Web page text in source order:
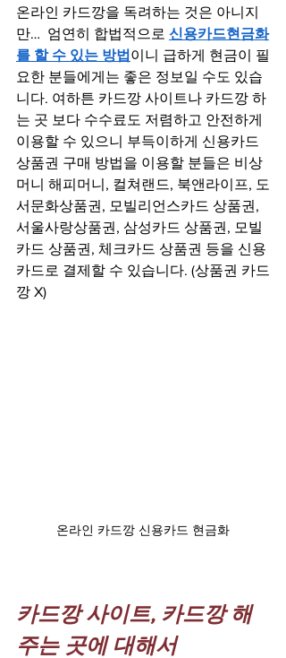
온라인 카드깡을 독려하는 것은 아니지
만…  엄연히 합법적으로 신용카드현금화
를 할 수 있는 방법 이니 급하게 현금이 필
요한 분들에게는 좋은 정보일 수도 있습
니다. 여하튼 카드깡 사이트나 카드깡 하
는 곳 보다 수수료도 저렴하고 안전하게
이용할 수 있으니 부득이하게 신용카드
상품권 구매 방법을 이용할 분들은 비상
머니 해피머니, 컬쳐랜드, 북앤라이프, 도
서문화상품권, 모빌리언스카드 상품권,
서울사랑상품권, 삼성카드 상품권, 모빌
카드 상품권, 체크카드 상품권 등을 신용
카드로 결제할 수 있습니다. (상품권 카드
깡 X)
온라인 카드깡 신용카드 현금화
카드깡 사이트, 카드깡 해
주는 곳에 대해서